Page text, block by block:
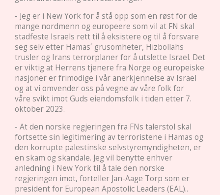
- Jeg er i New York for å stå opp som en røst for de
mange nordmenn og europeere som vil at FN skal
stadfeste Israels rett til å eksistere og til å forsvare
seg selv etter Hamas´ grusomheter, Hizbollahs
trusler og Irans terrorplaner for å utslette Israel. Det
er viktig at Herrens tjenere fra Norge og europeiske
nasjoner er frimodige i vår anerkjennelse av Israel
og at vi omvender oss på vegne av våre folk for
våre svikt imot Guds eiendomsfolk i tiden etter 7.
oktober 2023.
- At den norske regjeringen fra FNs talerstol skal
fortsette sin legitimering av terroristene i Hamas og
den korrupte palestinske selvstyremyndigheten, er
en skam og skandale. Jeg vil benytte enhver
anledning i New York til å tale den norske
regjeringen imot, forteller Jan-Aage Torp som er
president for European Apostolic Leaders (EAL)..